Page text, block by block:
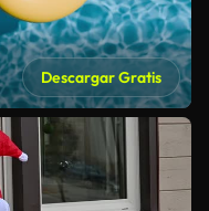
Descargar Gratis